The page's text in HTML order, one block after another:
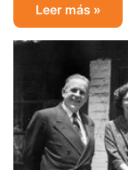
Leer más »